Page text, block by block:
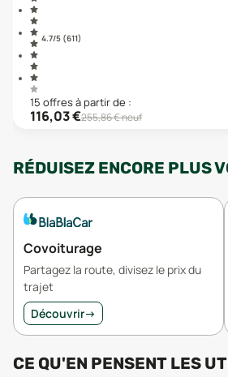
4.7/5 (611)
15 offresà partir de :
116,03€255,86€ neuf
RÉDUISEZ ENCORE PLUS
Covoiturage
Partagez la route, divisez le prix du
trajet
Découvrir→
CE QU'EN PENSENT LES